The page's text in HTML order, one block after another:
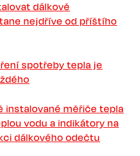
dálkově
nejdříve od příštího
spotřeby tepla je
instalované měřiče tepla
vodu a indikátory na
dálkového odečtu